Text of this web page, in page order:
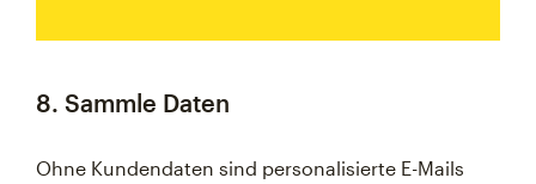
8. Sammle Daten
Ohne Kundendaten sind personalisierte E-Mails